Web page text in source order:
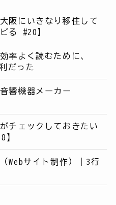
阪にいきなり移住して
る #20】
率よく読むために、
だった
響機器メーカー
チェックしておきたい
】
Webサイト制作）｜3行